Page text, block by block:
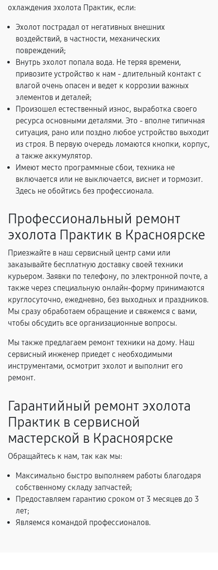
охлаждения эхолота Практик, если:
Эхолот пострадал от негативных внешних
воздействий, в частности, механических
повреждений;
Внутрь эхолот попала вода. Не теряя времени,
привозите устройство к нам - длительный контакт с
влагой очень опасен и ведет к коррозии важных
элементов и деталей;
Произошел естественный износ, выработка своего
ресурса основными деталями. Это - вполне типичная
ситуация, рано или поздно любое устройство выходит
из строя. В первую очередь ломаются кнопки, корпус,
а также аккумулятор.
Имеют место программные сбои, техника не
включается или не выключается, виснет и тормозит.
Здесь не обойтись без профессионала.
Профессиональный ремонт
эхолота Практик в Красноярске
Приезжайте в наш сервисный центр сами или
заказывайте бесплатную доставку своей техники
курьером. Заявки по телефону, по электронной почте, а
также через специальную онлайн-форму принимаются
круглосуточно, ежедневно, без выходных и праздников.
Мы сразу обработаем обращение и свяжемся с вами,
чтобы обсудить все организационные вопросы.
Мы также предлагаем ремонт техники на дому. Наш
сервисный инженер приедет с необходимыми
инструментами, осмотрит эхолот и выполнит его
ремонт.
Гарантийный ремонт эхолота
Практик в сервисной
мастерской в Красноярске
Обращайтесь к нам, так как мы:
Максимально быстро выполняем работы благодаря
собственному складу запчастей;
Предоставляем гарантию сроком от 3 месяцев до 3
лет;
Являемся командой профессионалов.